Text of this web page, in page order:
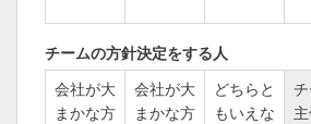
チームの方針決定をする人
会社が大
まかな方
会社が大
まかな方
どちらと
もいえな